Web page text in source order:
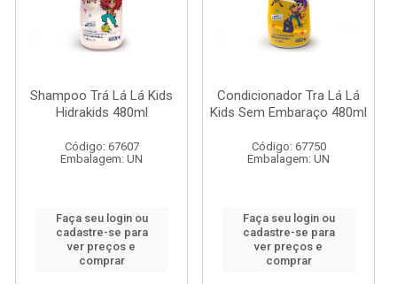
Shampoo Trá Lá Lá Kids
Hidrakids 480ml
Código: 67607
Embalagem: UN
Faça seu login ou
cadastre-se para
ver preços e
comprar
Condicionador Tra Lá Lá
Kids Sem Embaraço 480ml
Código: 67750
Embalagem: UN
Faça seu login ou
cadastre-se para
ver preços e
comprar